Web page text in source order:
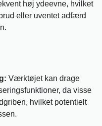
høj ydeevne, hvilket
eller uventet adfærd
Værktøjet kan drage
da visse
hvilket potentielt